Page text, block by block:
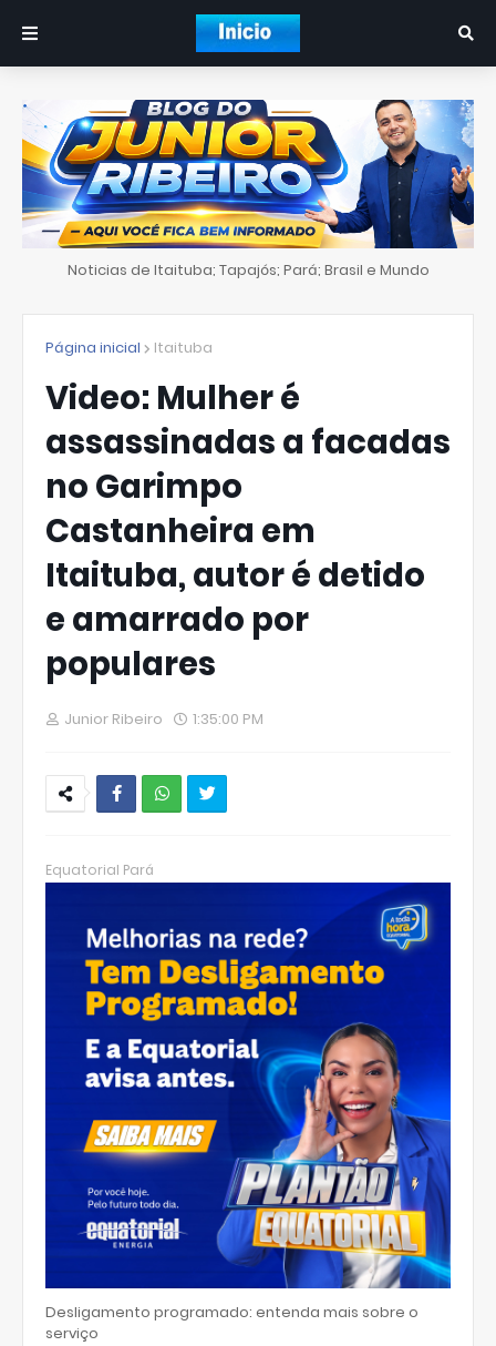
Noticias de Itaituba; Tapajós; Pará; Brasil e Mundo
Página inicial Itaituba
Video: Mulher é
assassinadas a facadas
no Garimpo
Castanheira em
Itaituba, autor é detido
e amarrado por
populares
Junior Ribeiro 1:35:00 PM
hats
p
Equatorial Pará
Desligamento programado: entenda mais sobre o
serviço